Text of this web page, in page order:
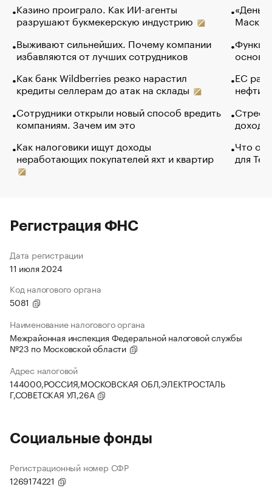
Казино проиграло. Как ИИ-агенты
разрушают букмекерскую индустрию
Выживают сильнейших. Почему компании
избавляются от лучших сотрудников
Как банк Wildberries резко нарастил
кредиты селлерам до атак на склады
Сотрудники открыли новый способ вредить
компаниям. Зачем им это
Как налоговики ищут доходы
неработающих покупателей яхт и квартир
Маск в
основ
ЕС
нефти
Что
для
Регистрация ФНС
Дата регистрации
11 июля 2024
Код налогового органа
5081
Наименование налогового органа
Межрайонная инспекция Федеральной налоговой службы
№23 по Московской области
Адрес налоговой
144000,РОССИЯ,МОСКОВСКАЯ ОБЛ,ЭЛЕКТРОСТАЛЬ
Г,СОВЕТСКАЯ УЛ,26А
Социальные фонды
Регистрационный номер СФР
1269174221